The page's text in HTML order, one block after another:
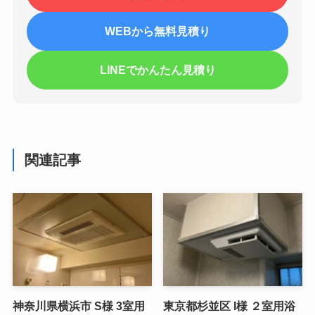
WEBから無料見積り
LINEでかんたん見積り
関連記事
神奈川県横浜市 S様 3室用
東京都杉並区 I様 ２室用浴